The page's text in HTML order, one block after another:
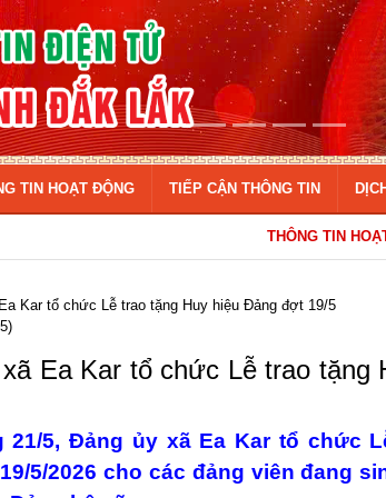
TIN HOẠT ĐỘNG TIẾP CẬN THÔNG TIN
THÔNG TIN HOẠT ĐỘNG ĐIỀU HÀNH CỦA
Kar tổ chức Lễ trao tặng Huy hiệu Đảng đợt 19/5
Ea Kar tổ chức Lễ trao tặng
21/5, Đảng ủy xã Ea Kar tổ chức
5/2026 cho các đảng viên đang